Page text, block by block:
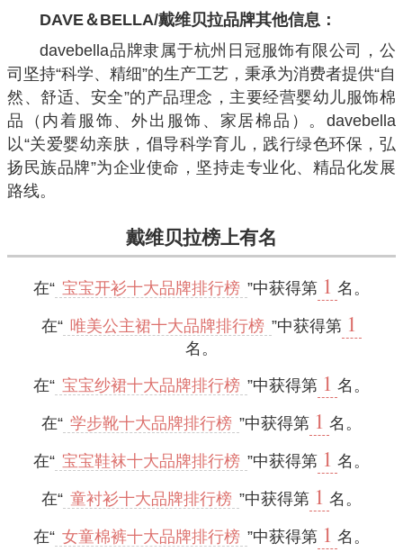
DAVE＆BELLA/戴维贝拉品牌其他信息：
davebella品牌隶属于杭州日冠服饰有限公司，公
司坚持“科学、精细”的生产工艺，秉承为消费者提供“自
然、舒适、安全”的产品理念，主要经营婴幼儿服饰棉
品（内着服饰、外出服饰、家居棉品）。davebella
以“关爱婴幼亲肤，倡导科学育儿，践行绿色环保，弘
扬民族品牌”为企业使命，坚持走专业化、精品化发展
路线。
戴维贝拉榜上有名
在“ 宝宝开衫十大品牌排行榜 ”中获得第 1 名。
在“ 唯美公主裙十大品牌排行榜 ”中获得第 1
名。
在“ 宝宝纱裙十大品牌排行榜 ”中获得第 1 名。
在“ 学步靴十大品牌排行榜 ”中获得第 1 名。
在“ 宝宝鞋袜十大品牌排行榜 ”中获得第 1 名。
在“ 童衬衫十大品牌排行榜 ”中获得第 1 名。
在“ 女童棉裤十大品牌排行榜 ”中获得第 1 名。